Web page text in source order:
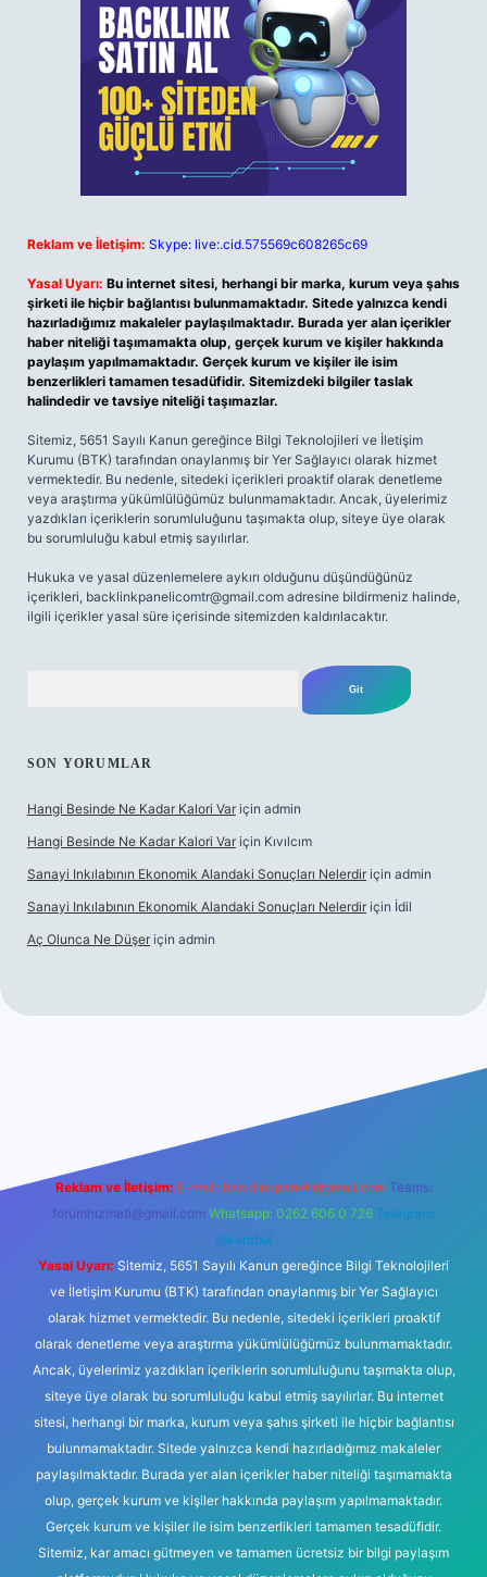
Reklam ve İletişim: Skype: live:.cid.575569c608265c69
Yasal Uyarı: Bu internet sitesi, herhangi bir marka, kurum veya şahıs
şirketi ile hiçbir bağlantısı bulunmamaktadır. Sitede yalnızca kendi
hazırladığımız makaleler paylaşılmaktadır. Burada yer alan içerikler
haber niteliği taşımamakta olup, gerçek kurum ve kişiler hakkında
paylaşım yapılmamaktadır. Gerçek kurum ve kişiler ile isim
benzerlikleri tamamen tesadüfidir. Sitemizdeki bilgiler taslak
halindedir ve tavsiye niteliği taşımazlar.
Sitemiz, 5651 Sayılı Kanun gereğince Bilgi Teknolojileri ve İletişim
Kurumu (BTK) tarafından onaylanmış bir Yer Sağlayıcı olarak hizmet
vermektedir. Bu nedenle, sitedeki içerikleri proaktif olarak denetleme
veya araştırma yükümlülüğümüz bulunmamaktadır. Ancak, üyelerimiz
yazdıkları içeriklerin sorumluluğunu taşımakta olup, siteye üye olarak
bu sorumluluğu kabul etmiş sayılırlar.
Hukuka ve yasal düzenlemelere aykırı olduğunu düşündüğünüz
içerikleri, backlinkpanelicomtr@gmail.com adresine bildirmeniz halinde,
ilgili içerikler yasal süre içerisinde sitemizden kaldırılacaktır.
SON YORUMLAR
Hangi Besinde Ne Kadar Kalori Var için admin
Hangi Besinde Ne Kadar Kalori Var için Kıvılcım
Sanayi Inkılabının Ekonomik Alandaki Sonuçları Nelerdir için admin
Sanayi Inkılabının Ekonomik Alandaki Sonuçları Nelerdir için İdil
Aç Olunca Ne Düşer için admin
Reklam ve İletişim: E-mail: backlinkpaneli@gmail.com Teams:
forumhizmeti@gmail.com Whatsapp: 0262 606 0 726 Telegram:
@karabul
Yasal Uyarı: Sitemiz, 5651 Sayılı Kanun gereğince Bilgi Teknolojileri
ve İletişim Kurumu (BTK) tarafından onaylanmış bir Yer Sağlayıcı
olarak hizmet vermektedir. Bu nedenle, sitedeki içerikleri proaktif
olarak denetleme veya araştırma yükümlülüğümüz bulunmamaktadır.
Ancak, üyelerimiz yazdıkları içeriklerin sorumluluğunu taşımakta olup,
siteye üye olarak bu sorumluluğu kabul etmiş sayılırlar. Bu internet
sitesi, herhangi bir marka, kurum veya şahıs şirketi ile hiçbir bağlantısı
bulunmamaktadır. Sitede yalnızca kendi hazırladığımız makaleler
paylaşılmaktadır. Burada yer alan içerikler haber niteliği taşımamakta
olup, gerçek kurum ve kişiler hakkında paylaşım yapılmamaktadır.
Gerçek kurum ve kişiler ile isim benzerlikleri tamamen tesadüfidir.
Sitemiz, kar amacı gütmeyen ve tamamen ücretsiz bir bilgi paylaşım